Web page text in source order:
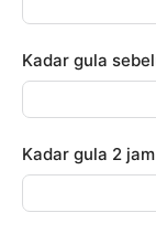
Kadar gula
Kadar gula 2